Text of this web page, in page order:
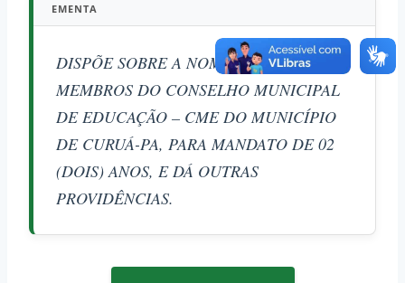
EMENTA
DISPÕE SOBRE A NOMEAÇÃO DOS
MEMBROS DO CONSELHO MUNICIPAL
DE EDUCAÇÃO – CME DO MUNICÍPIO
DE CURUÁ-PA, PARA MANDATO DE 02
(DOIS) ANOS, E DÁ OUTRAS
PROVIDÊNCIAS.